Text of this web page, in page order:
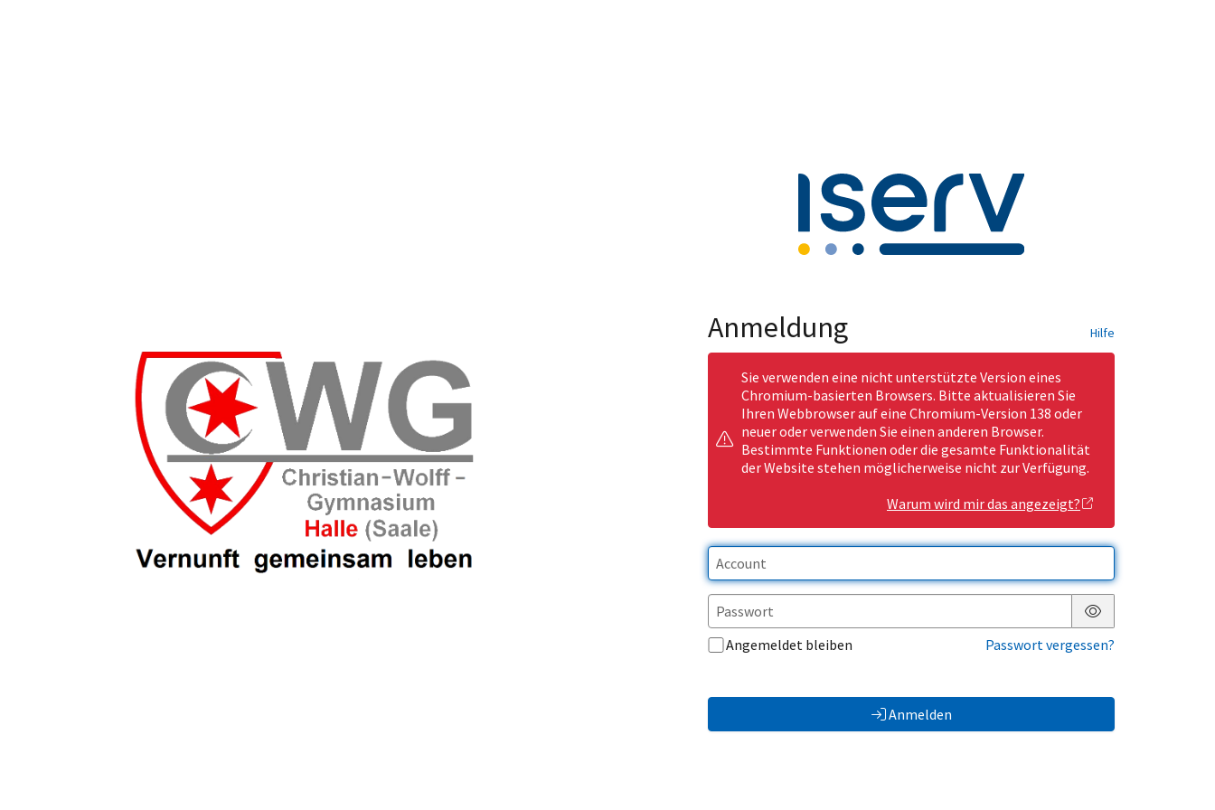
Anmeldung Hilfe
Sie verwenden eine nicht unterstützte Version eines
Chromium-basierten Browsers. Bitte aktualisieren Sie
Ihren Webbrowser auf eine Chromium-Version 138 oder
neuer oder verwenden Sie einen anderen Browser.
Bestimmte Funktionen oder die gesamte Funktionalität
der Website stehen möglicherweise nicht zur Verfügung.
Warum wird mir das angezeigt?
Passwort anzeigen
Angemeldet bleiben
Passwort vergessen?
Anmelden